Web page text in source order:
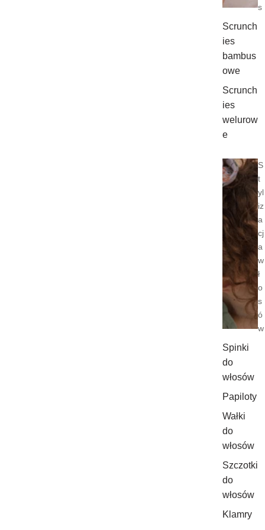
s
Scrunch
ies
bambus
owe
Scrunch
ies
welurow
e
S
t
yl
iz
a
cj
a
w
ł
o
s
ó
w
Spinki
do
włosów
Papiloty
Wałki
do
włosów
Szczotki
do
włosów
Klamry